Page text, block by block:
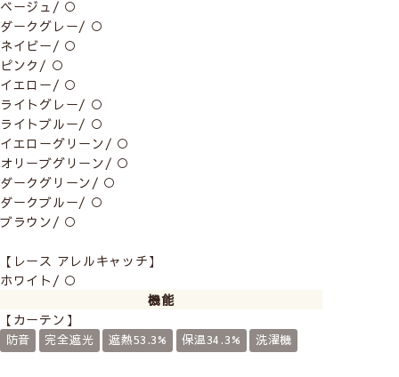
ベージュ/ ○
ダークグレー/ ○
ネイビー/ ○
ピンク/ ○
イエロー/ ○
ライトグレー/ ○
ライトブルー/ ○
イエローグリーン/ ○
オリーブグリーン/ ○
ダークグリーン/ ○
ダークブルー/ ○
ブラウン/ ○
【レース アレルキャッチ】
ホワイト/ ○
機能
【カーテン】
防音 完全遮光 遮熱53.3% 保温34.3% 洗濯機